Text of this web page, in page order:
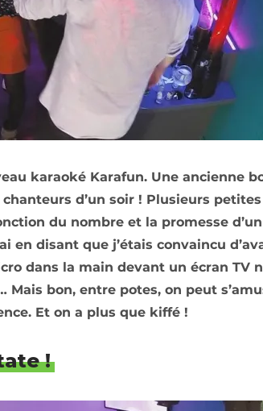
karaoké Karafun. Une ancienne
d’un soir ! Plusieurs petites
du nombre et la promesse d’un
disant que j’étais convaincu
dans la main devant un écran TV
bon, entre potes, on peut
Et on a plus que kiffé !
!